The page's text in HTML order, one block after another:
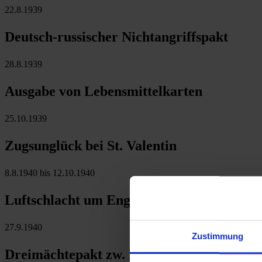
Zustimmung
22.8.1939
Deutsch-russischer Nichtangriffspakt
28.8.1939
Ausgabe von Lebensmittelkarten
25.10.1939
Zugsunglück bei St. Valentin
8.8.1940 bis 12.10.1940
Luftschlacht um England: Niederlage der
27.9.1940
Dreimächtepakt zw. Deutschland, Italien